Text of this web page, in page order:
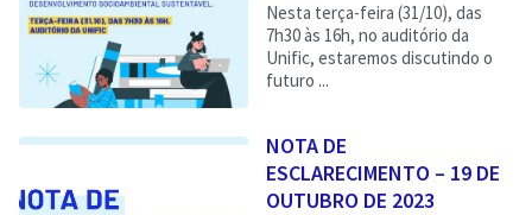
Nesta terça-feira (31/10), das
7h30 às 16h, no auditório da
Unific, estaremos discutindo o
futuro ...
NOTA DE
ESCLARECIMENTO – 19 DE
OUTUBRO DE 2023